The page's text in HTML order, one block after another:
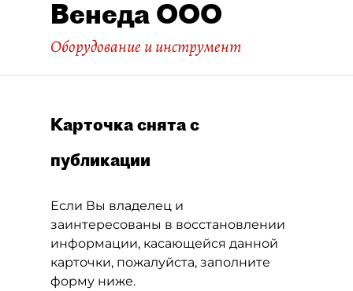
Венеда ООО
Оборудование и инструмент
Карточка снята с
публикации
Если Вы владелец и
заинтересованы в восстановлении
информации, касающейся данной
карточки, пожалуйста, заполните
форму ниже.